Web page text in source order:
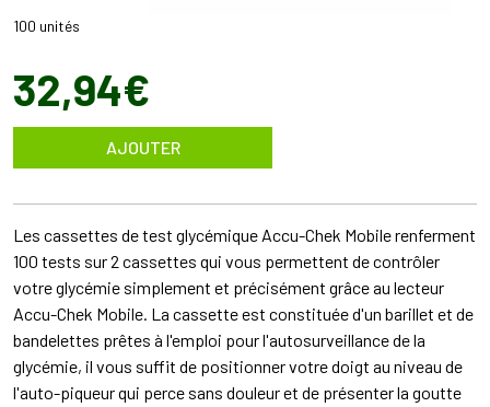
100 unités
32,94€
AJOUTER
Les cassettes de test glycémique Accu-Chek Mobile renferment
100 tests sur 2 cassettes qui vous permettent de contrôler
votre glycémie simplement et précisément grâce au lecteur
Accu-Chek Mobile. La cassette est constituée d'un barillet et de
bandelettes prêtes à l'emploi pour l'autosurveillance de la
glycémie, il vous suffit de positionner votre doigt au niveau de
l'auto-piqueur qui perce sans douleur et de présenter la goutte